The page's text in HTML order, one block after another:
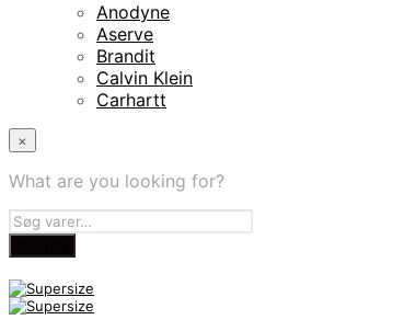
Anodyne
Aserve
Brandit
Calvin Klein
Carhartt
×
What are you looking for?